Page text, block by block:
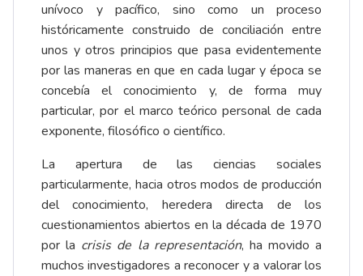
unívoco y pacífico, sino como un proceso
históricamente construido de conciliación entre
unos y otros principios que pasa evidentemente
por las maneras en que en cada lugar y época se
concebía el conocimiento y, de forma muy
particular, por el marco teórico personal de cada
exponente, filosófico o científico.
La apertura de las ciencias sociales
particularmente, hacia otros modos de producción
del conocimiento, heredera directa de los
cuestionamientos abiertos en la década de 1970
por la crisis de la representación, ha movido a
muchos investigadores a reconocer y a valorar los